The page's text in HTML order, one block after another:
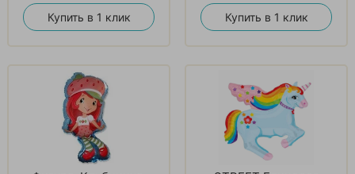
Купить в 1 клик Купить в 1 клик